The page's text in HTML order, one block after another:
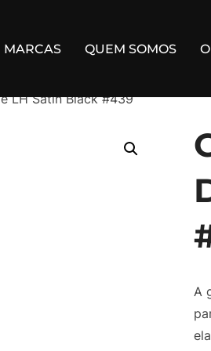
MARCAS QUEM SOMOS
LH Satin Black #439
A